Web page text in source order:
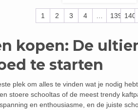
1 2 3 4 139 140
kopen: De
te starten
plek om alles te vinden wat je nodig
stoere schooltas of de meest trendy
en enthousiasme, en de juiste